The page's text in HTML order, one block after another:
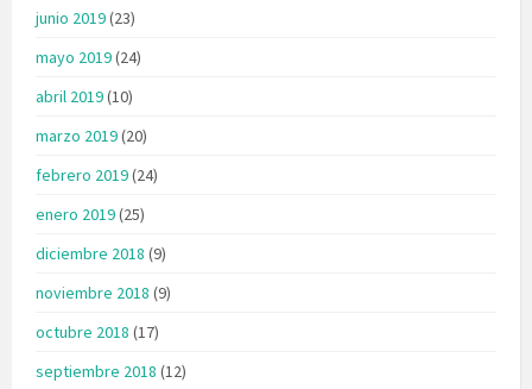
junio 2019(23)
mayo 2019(24)
abril 2019(10)
marzo 2019(20)
febrero 2019(24)
enero 2019(25)
diciembre 2018 (9)
noviembre 2018 (9)
octubre 2018 (17)
septiembre 2018 (12)